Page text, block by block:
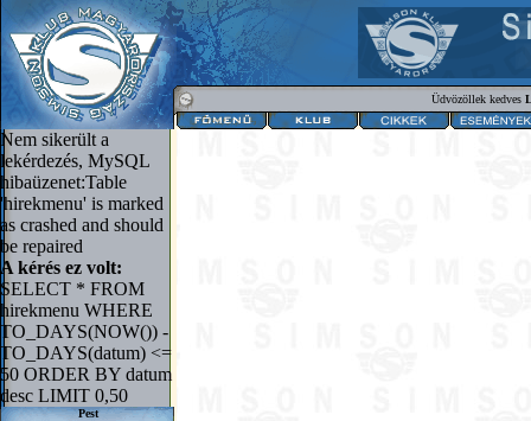
Üdvözöllek kedves
Nem sikerült a
lekérdezés, MySQL
hibaüzenet:Table
'hirekmenu' is marked
as crashed and should
be repaired
A kérés ez volt:
SELECT * FROM
hirekmenu WHERE
TO_DAYS(NOW()) -
TO_DAYS(datum) <=
50 ORDER BY datum
desc LIMIT 0,50
Pest